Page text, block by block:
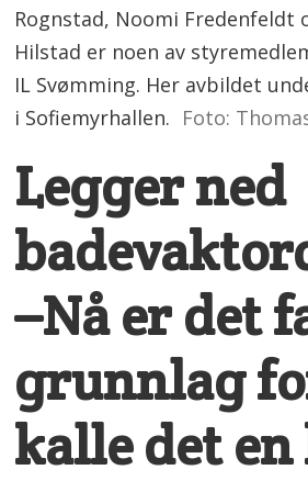
Rognstad, Noomi Fredenfeldt
Hilstad er noen av
IL Svømming. Her avbildet
i Sofiemyrhallen. Foto:
Legger ned
–Nå er det
grunnlag
kalle det